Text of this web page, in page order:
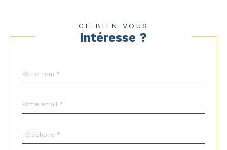
CE BIEN VOUS
intéresse ?
par
*
*
*